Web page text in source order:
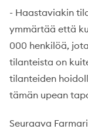
- Haastaviakin
ymmärtää että
000 henkilöä,
tilanteista on
tilanteiden
tämän upean
Seuraava